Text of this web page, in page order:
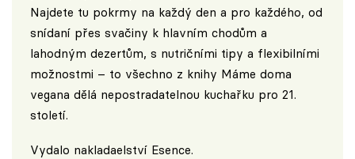
Najdete tu pokrmy na každý den a pro každého, od
snídaní přes svačiny k hlavním chodům a
lahodným dezertům, s nutričními tipy a flexibilními
možnostmi – to všechno z knihy Máme doma
vegana dělá nepostradatelnou kuchařku pro 21.
století.
Vydalo nakladaelství Esence.